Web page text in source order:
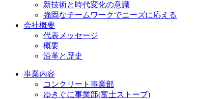
新技術と時代変化の意識
強固なチームワークでニーズに応える
会社概要
代表メッセージ
概要
沿革と歴史
事業内容
コンクリート事業部
ゆきぐに事業部(富士ストーブ)